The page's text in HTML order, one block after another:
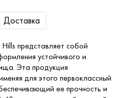
Доставка
представляет собой
устойчивого и
Эта продукция
для этого первоклассный
ее прочность и